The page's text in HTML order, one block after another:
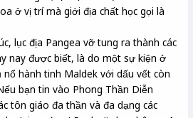
ở vị trí mà giới địa chất học gọi là
lục địa Pangea vỡ tung ra thành các
nay được biết, là do một sự kiện ở
hành tinh Maldek với dấu vết còn
bạn tin vào Phong Thần Diễn
tôn giáo đa thần và đa dạng các